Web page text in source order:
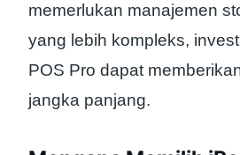
memerlukan manajemen
yang lebih kompleks,
POS Pro dapat
jangka panjang.